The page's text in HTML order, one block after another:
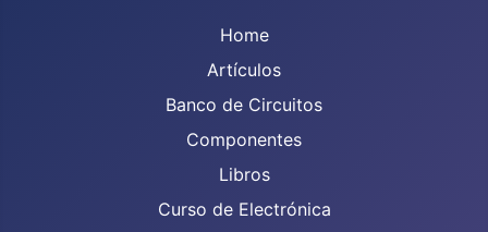
Home
Artículos
Banco de Circuitos
Componentes
Libros
Curso de Electrónica